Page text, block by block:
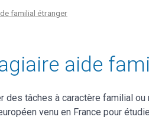
familial étranger
aide
tâches à caractère familial
venu en France pour